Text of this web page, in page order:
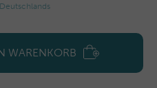
WARENKORB